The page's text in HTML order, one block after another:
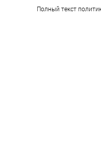
Полный текст